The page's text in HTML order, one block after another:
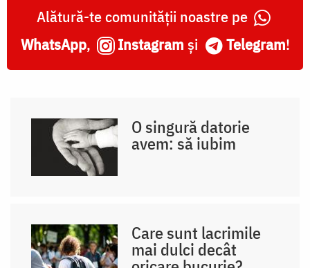
Alătură-te comunității noastre pe
WhatsApp, Instagram și Telegram!
O singură datorie
avem: să iubim
Care sunt lacrimile
mai dulci decât